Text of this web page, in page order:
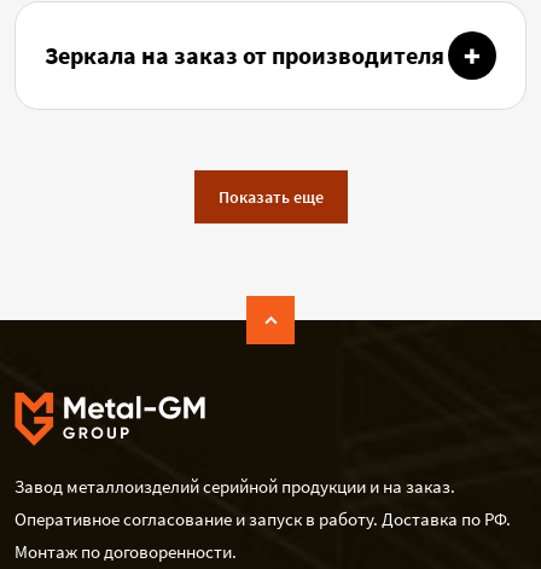
Зеркала на заказ от производителя
Показать еще
Завод металлоизделий серийной продукции и на заказ.
Оперативное согласование и запуск в работу. Доставка по РФ.
Монтаж по договоренности.